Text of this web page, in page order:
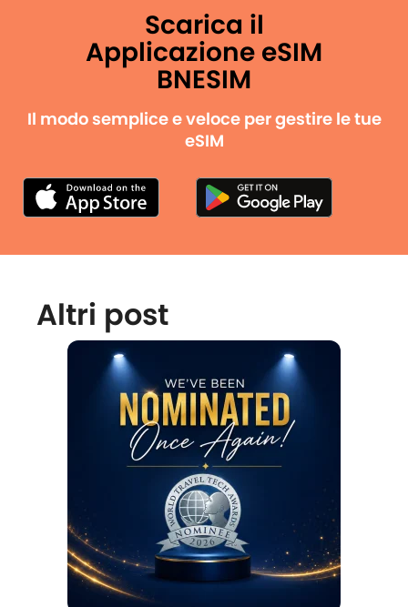
Scarica il
Applicazione eSIM
BNESIM
Il modo semplice e veloce per gestire le tue
eSIM
Altri post